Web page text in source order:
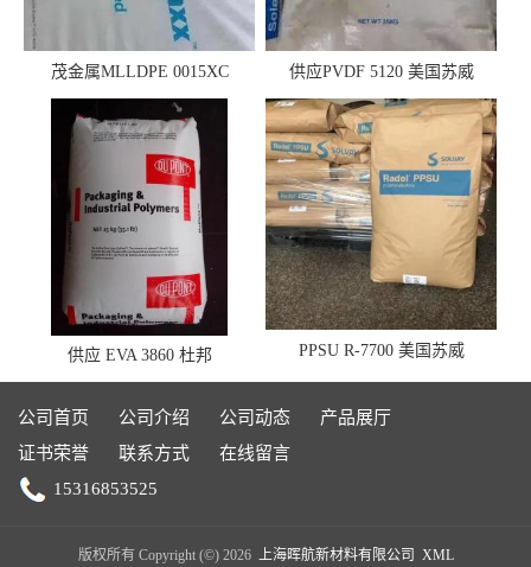
茂金属MLLDPE 0015XC
0019XC 现货
供应PVDF 5120 美国苏威
供应 EVA 3860 杜邦 PPSU R-7700 美国苏威
公司首页 公司介绍 公司动态
产品展厅
证书荣誉
联系方式
在线留言
15316853525
版权所有 Copyright (©) 2026 上海晖航新材料有限公司 XML